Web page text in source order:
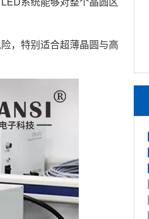
，特别适合超薄晶圆与高